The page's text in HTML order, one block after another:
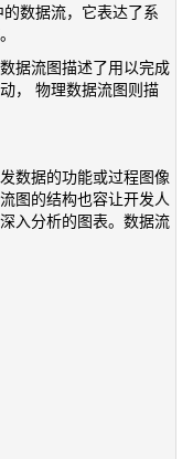
数据流，它表达了系
据流图描述了用以完成
， 物理数据流图则描
数据的功能或过程图像
图的结构也容让开发人
入分析的图表。数据流